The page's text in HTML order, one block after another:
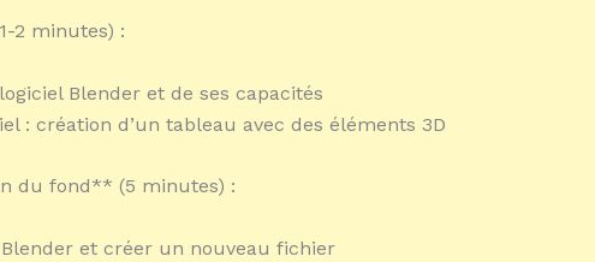
2 minutes) :
Blender et de ses capacités
: création d’un tableau avec des éléments 3D
du fond** (5 minutes) :
et créer un nouveau fichier